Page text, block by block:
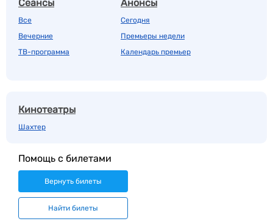
Сеансы
Все
Вечерние
ТВ-программа
Анонсы
Сегодня
Премьеры недели
Календарь премьер
Кинотеатры
Шахтер
Помощь с билетами
Вернуть билеты
Найти билеты